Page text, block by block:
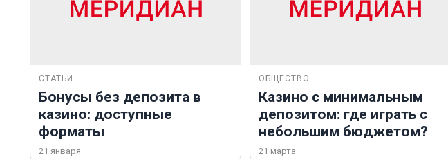
СТАТЬИ
Бонусы без депозита в
казино: доступные
форматы
21 января
ОБЩЕСТВО
Казино с минимальным
депозитом: где играть с
небольшим бюджетом?
21 марта